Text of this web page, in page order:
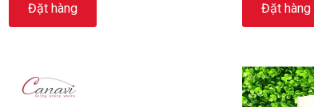
Đặt hàng Đặt hàng